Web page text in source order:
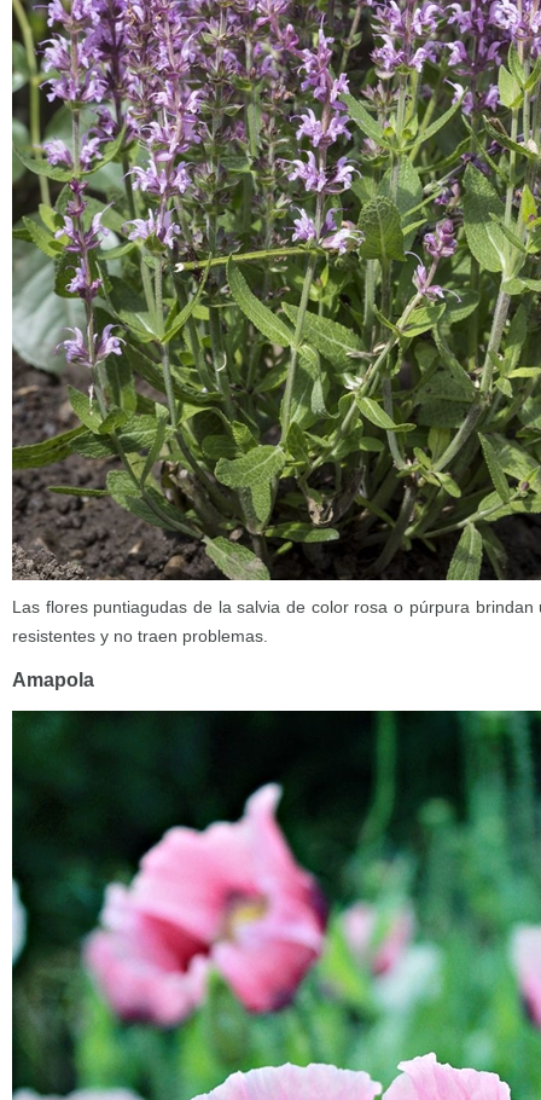
Las flores puntiagudas de la salvia de color rosa o púrpura
resistentes y no traen problemas.
Amapola